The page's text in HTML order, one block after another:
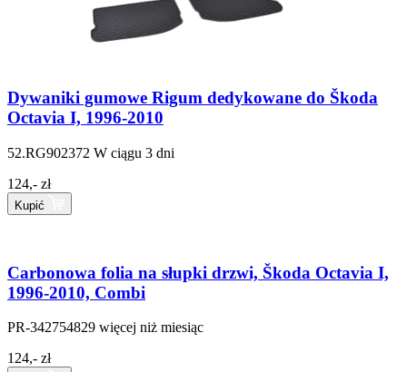
Dywaniki gumowe Rigum dedykowane do Škoda
Octavia I, 1996-2010
52.RG902372 W ciągu 3 dni
124,- zł
Kupić
Carbonowa folia na słupki drzwi, Škoda Octavia I,
1996-2010, Combi
PR-342754829 więcej niż miesiąc
124,- zł